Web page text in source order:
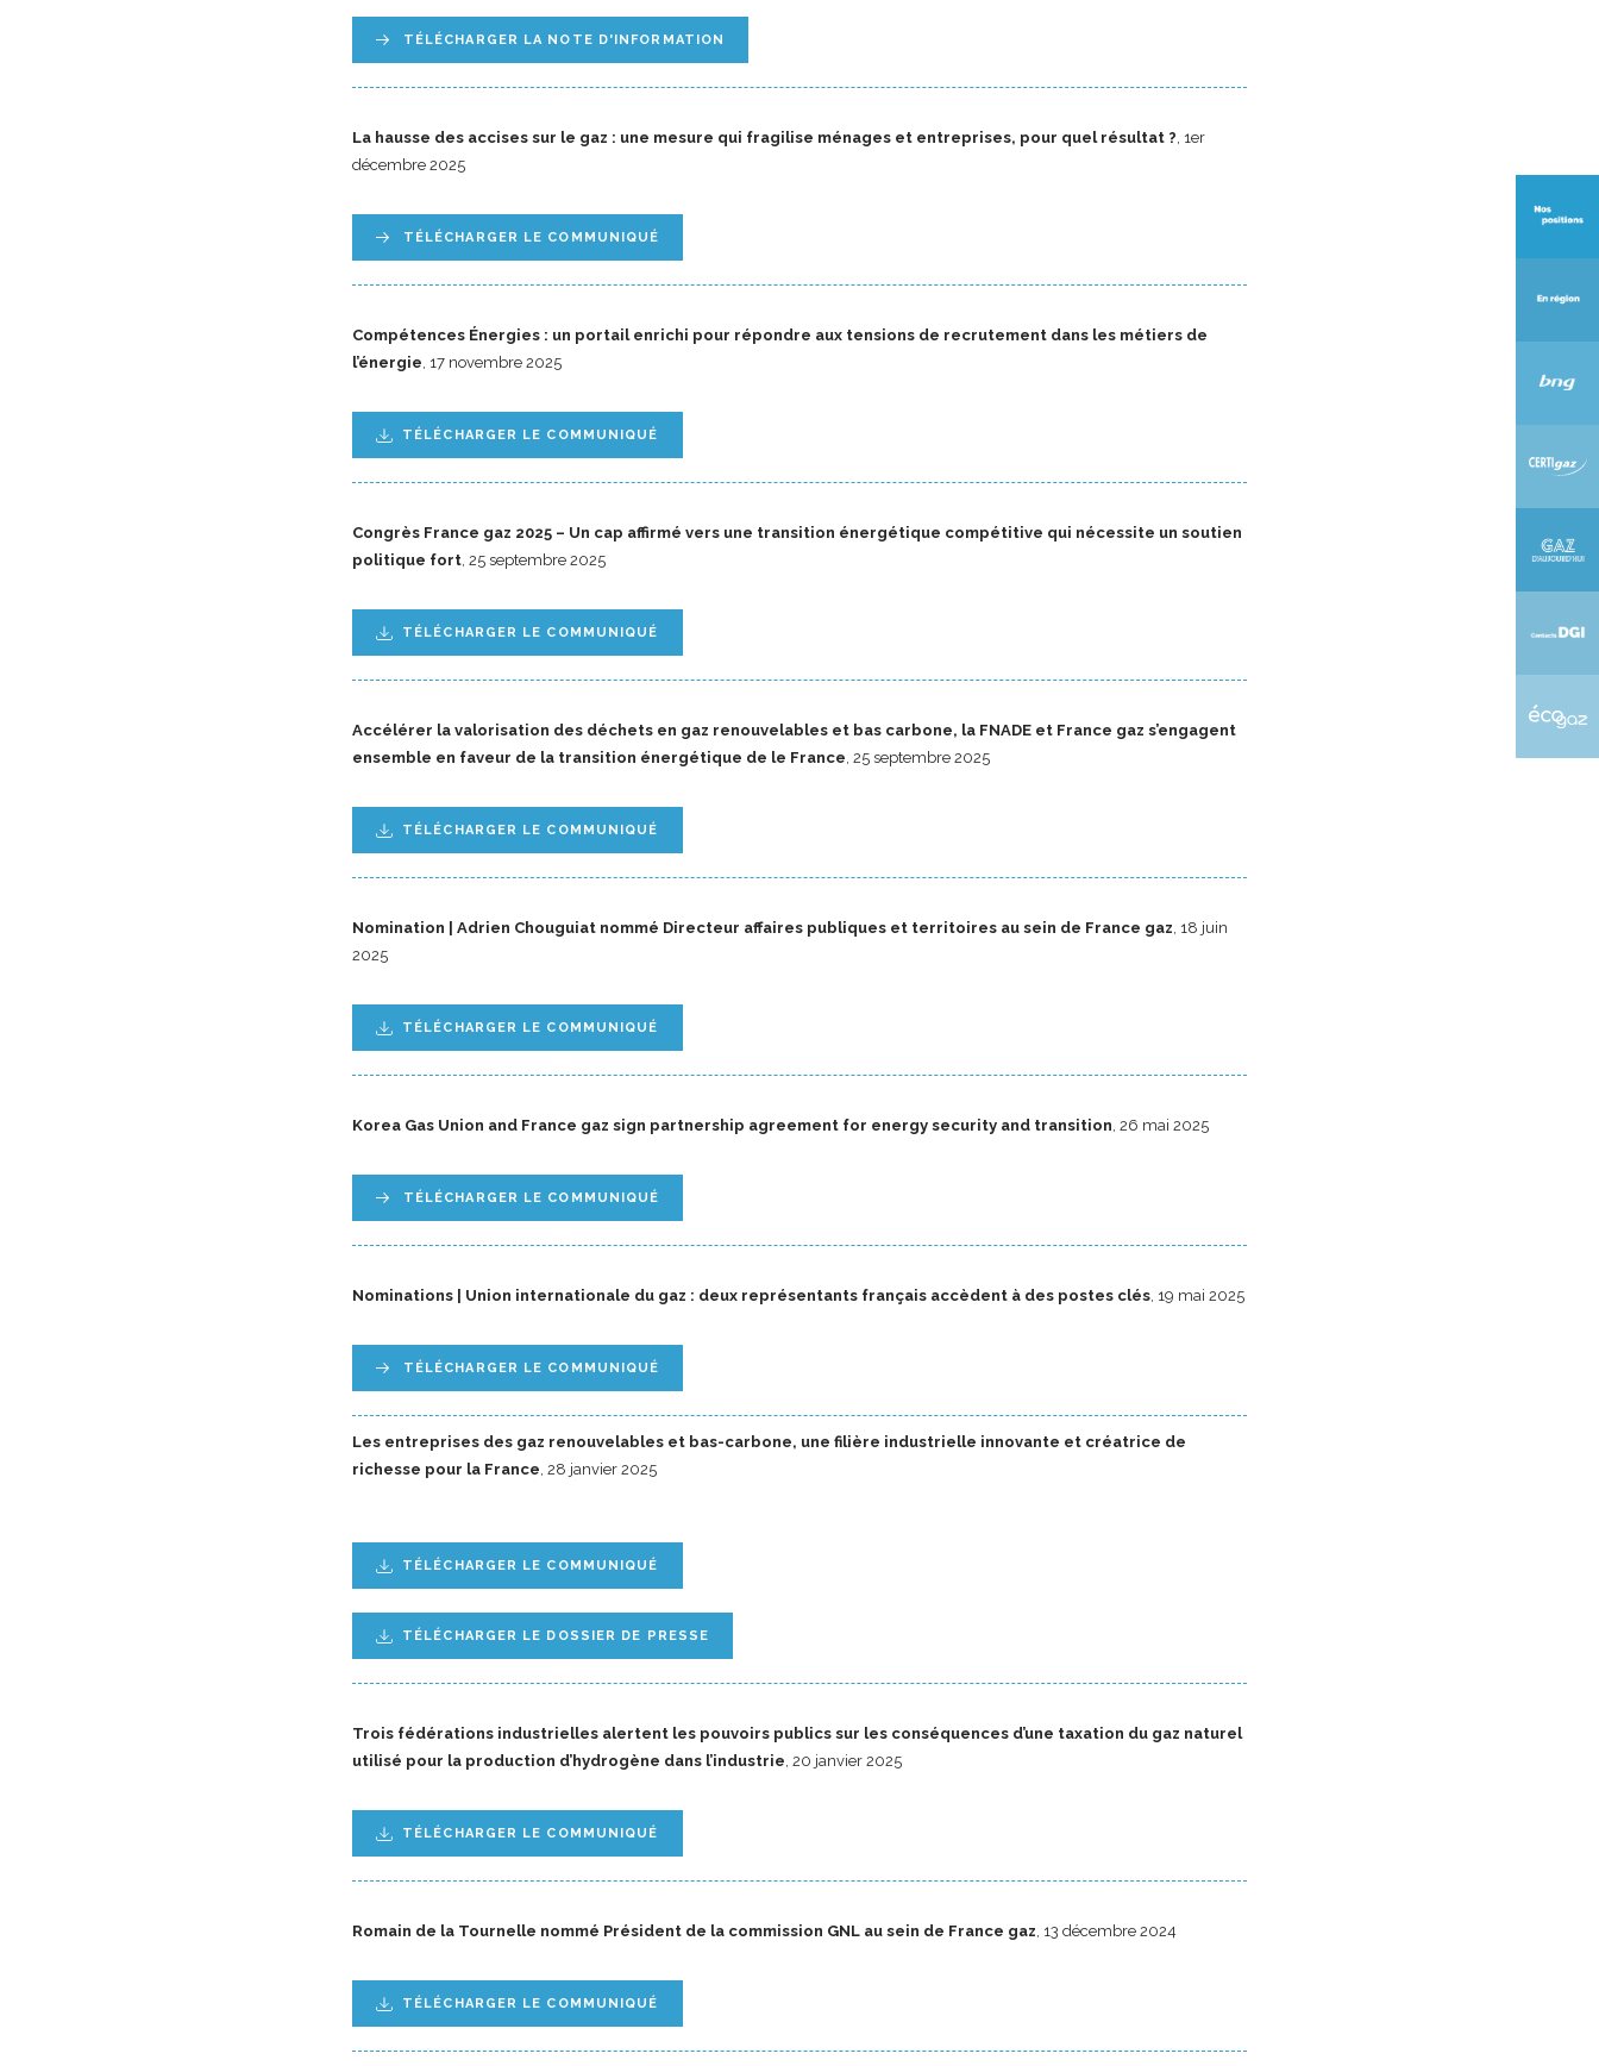
TÉLÉCHARGER LA NOTE D'INFORMATION
La hausse des accises sur le gaz : une mesure qui fragilise ménages et entreprises, pour quel résultat ?, 1er
décembre 2025
TÉLÉCHARGER LE COMMUNIQUÉ
Compétences Énergies : un portail enrichi pour répondre aux tensions de recrutement dans les métiers de
l’énergie, 17 novembre 2025
TÉLÉCHARGER LE COMMUNIQUÉ
Congrès France gaz 2025 – Un cap affirmé vers une transition énergétique compétitive qui nécessite un soutien
politique fort, 25 septembre 2025
TÉLÉCHARGER LE COMMUNIQUÉ
Accélérer la valorisation des déchets en gaz renouvelables et bas carbone, la FNADE et France gaz s’engagent
ensemble en faveur de la transition énergétique de le France, 25 septembre 2025
TÉLÉCHARGER LE COMMUNIQUÉ
Nomination | Adrien Chouguiat nommé Directeur affaires publiques et territoires au sein de France gaz, 18 juin
2025
TÉLÉCHARGER LE COMMUNIQUÉ
Korea Gas Union and France gaz sign partnership agreement for energy security and transition, 26 mai 2025
TÉLÉCHARGER LE COMMUNIQUÉ
Nominations | Union internationale du gaz : deux représentants français accèdent à des postes clés, 19 mai 2025
TÉLÉCHARGER LE COMMUNIQUÉ
Les entreprises des gaz renouvelables et bas-carbone, une filière industrielle innovante et créatrice de
richesse pour la France, 28 janvier 2025
TÉLÉCHARGER LE COMMUNIQUÉ
TÉLÉCHARGER LE DOSSIER DE PRESSE
Trois fédérations industrielles alertent les pouvoirs publics sur les conséquences d’une taxation du gaz naturel
utilisé pour la production d’hydrogène dans l’industrie, 20 janvier 2025
TÉLÉCHARGER LE COMMUNIQUÉ
Romain de la Tournelle nommé Président de la commission GNL au sein de France gaz, 13 décembre 2024
TÉLÉCHARGER LE COMMUNIQUÉ